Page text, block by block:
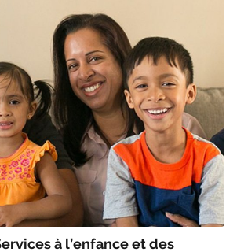
à l’enfance et des